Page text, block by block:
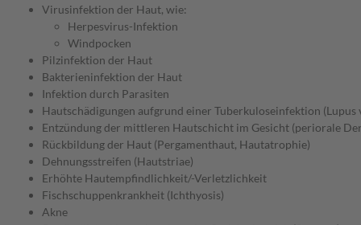
Virusinfektion der Haut, wie:
Herpesvirus-Infektion
Windpocken
Pilzinfektion der Haut
Bakterieninfektion der Haut
Infektion durch Parasiten
Hautschädigungen aufgrund einer Tuberkuloseinfektion (Lupus
Entzündung der mittleren Hautschicht im Gesicht (periorale
Rückbildung der Haut (Pergamenthaut, Hautatrophie)
Dehnungsstreifen (Hautstriae)
Erhöhte Hautempfindlichkeit/-Verletzlichkeit
Fischschuppenkrankheit (Ichthyosis)
Akne